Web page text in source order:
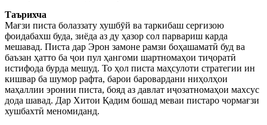
Таърихча
Мағзи писта болаззату хушбӯй ва таркибаш серғизою
фоидабахш буда, зиёда аз ду ҳазор сол парвариш карда
мешавад. Писта дар Эрон замоне рамзи боҳашаматӣ буд ва
баъзан ҳатто ба ҷои пул ҳангоми шартномаҳои тиҷоратӣ
истифода бурда мешуд. То ҳол писта маҳсулоти стратегии ин
кишвар ба шумор рафта, барои баровардани ниҳолҳои
маҳаллии эронии писта, бояд аз давлат иҷозатномаҳои махсус
дода шавад. Дар Хитои Қадим бошад меваи пистаро чормағзи
хушбахтӣ меномиданд.